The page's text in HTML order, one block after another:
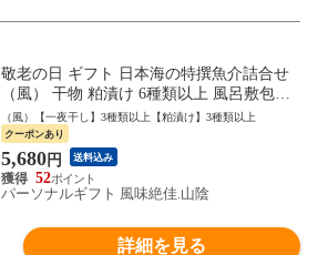
敬老の日 ギフト 日本海の特撰魚介詰合せ
（風） 干物 粕漬け 6種類以上 風呂敷包み
ギフト 送料無料（北海道・沖縄を除く）
（風）【一夜干し】3種類以上【粕漬け】3種類以上
クーポンあり
5,680円 送料込み
52
パーソナルギフト 風味絶佳.山陰
詳細を見る